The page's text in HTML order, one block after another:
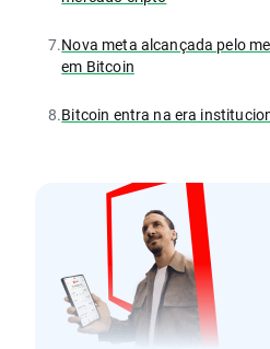
7.Nova meta alcançada pelo
em Bitcoin
8.Bitcoin entra na era